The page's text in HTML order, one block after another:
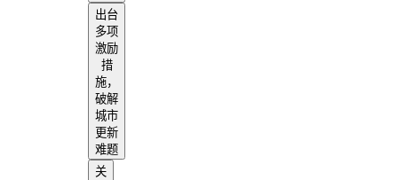
出台
多项
激励
措
施，
破解
城市
更新
难题
关